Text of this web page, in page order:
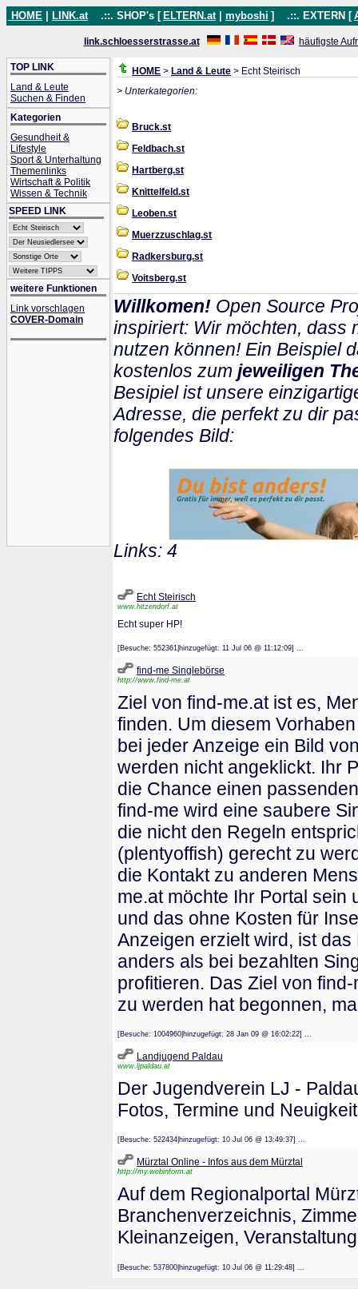
HOME LINK.at .::. SHOP's [ ELTERN.at myboshi ] .::. EXTERN [
link.schloesserstrasse.at häufigste
TOP LINK
Land & Leute
Suchen & Finden
Kategorien
Gesundheit &
Lifestyle
Sport & Unterhaltung
Themenlinks
Wirtschaft & Politik
Wissen & Technik
SPEED LINK
weitere Funktionen
Link vorschlagen
COVER-Domain
HOME > Land & Leute > Echt Steirisch
> Unterkategorien:
Bruck.st
Feldbach.st
Hartberg.st
Knittelfeld.st
Leoben.st
Muerzzuschlag.st
Radkersburg.st
Voitsberg.st
Willkomen! Open Source
inspiriert: Wir möchten, dass
nutzen können! Ein Beispiel
kostenlos zum jeweiligen
Besipiel ist unsere
Adresse, die perfekt zu dir
folgendes Bild:
Links: 4
Echt Steirisch
www.hitzendorf.at
Echt super HP!
[Besuche: 552361|hinzugefügt: 11 Jul 06 @ 11:12:09] ...
find-me Singlebörse
http://www.find-me.at
Ziel von find-me.at ist es,
finden. Um diesem
bei jeder Anzeige ein Bild
werden nicht angeklickt. Ihr
die Chance einen
find-me wird eine saubere
die nicht den Regeln
(plentyoffish) gerecht zu
die Kontakt zu anderen
me.at möchte Ihr Portal sein
und das ohne Kosten für
Anzeigen erzielt wird, ist
anders als bei bezahlten
profitieren. Das Ziel von
zu werden hat begonnen,
[Besuche: 1004960|hinzugefügt: 28 Jan 09 @ 16:02:22] ...
Landjugend Paldau
www.ljpaldau.at
Der Jugendverein LJ -
Fotos, Termine und
[Besuche: 522434|hinzugefügt: 10 Jul 06 @ 13:49:37] ...
Mürztal Online - Infos aus dem Mürztal
http://my.webinform.at
Auf dem Regionalportal
Branchenverzeichnis,
Kleinanzeigen,
[Besuche: 537800|hinzugefügt: 10 Jul 06 @ 11:29:48] ...